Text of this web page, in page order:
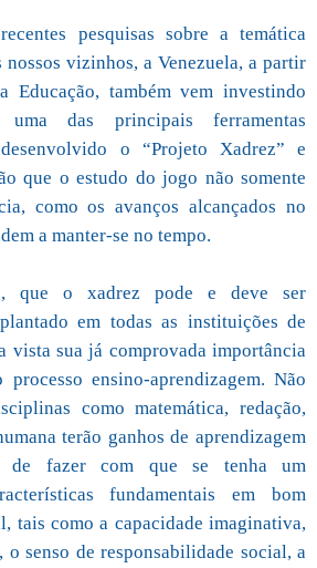
pesquisas sobre a temática
vizinhos, a Venezuela, a partir
Educação, também vem investindo
das principais ferramentas
o “Projeto Xadrez” e
que o estudo do jogo não somente
como os avanços alcançados no
a manter-se no tempo.
que o xadrez pode e deve ser
em todas as instituições de
vista sua já comprovada importância
ensino-aprendizagem. Não
como matemática, redação,
terão ganhos de aprendizagem
de fazer com que se tenha um
fundamentais em bom
tais como a capacidade imaginativa,
o senso de responsabilidade social, a